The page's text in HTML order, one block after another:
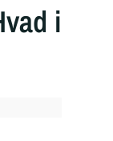
i